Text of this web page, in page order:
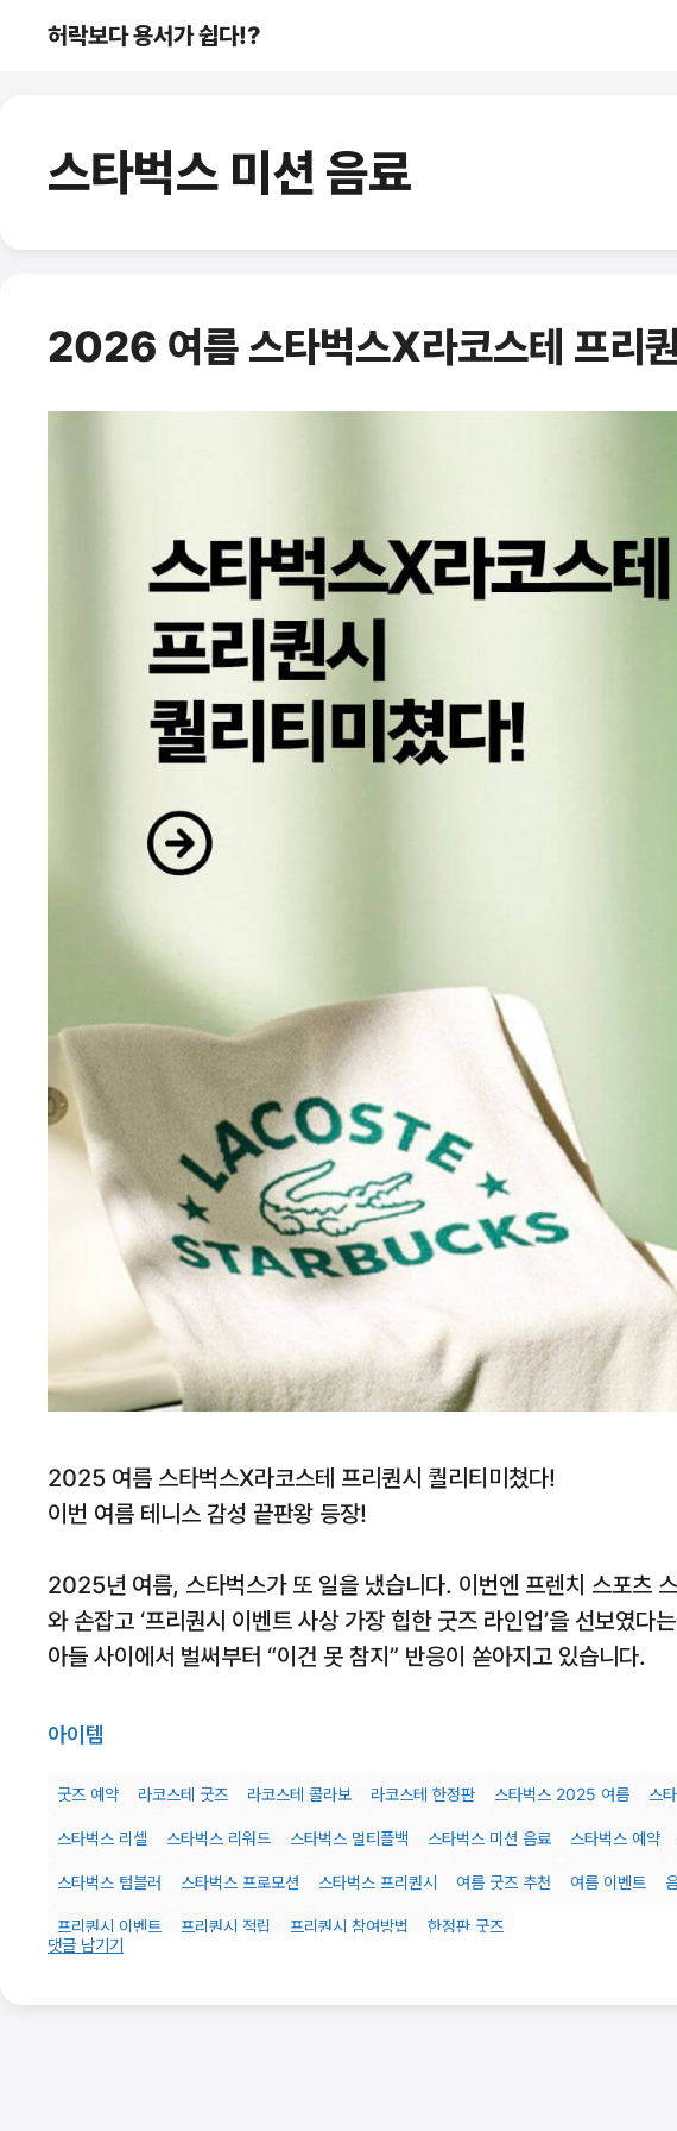
허락보다 용서가 쉽다!?
스타벅스 미션 음료
2026 여름 스타벅스X라코스테 프리
2025 여름 스타벅스X라코스테 프리퀀시 퀄리티미쳤다!
이번 여름 테니스 감성 끝판왕 등장!
2025년 여름, 스타벅스가 또 일을 냈습니다. 이번엔 프렌치 스포츠
와 손잡고 ‘프리퀀시 이벤트 사상 가장 힙한 굿즈 라인업’을 선보였다
아들 사이에서 벌써부터 “이건 못 참지” 반응이 쏟아지고 있습니다.
아이템
굿즈 예약 라코스테 굿즈 라코스테 콜라보 라코스테 한정판 스타벅스 2025 여름 스
스타벅스 리셀 스타벅스 리워드 스타벅스 멀티플백 스타벅스 미션 음료 스타벅스 예약
스타벅스 텀블러 스타벅스 프로모션 스타벅스 프리퀀시 여름 굿즈 추천 여름 이벤트
프리퀀시 이벤트 프리퀀시 적립 프리퀀시 참여방법
한정판 굿즈
댓글 남기기